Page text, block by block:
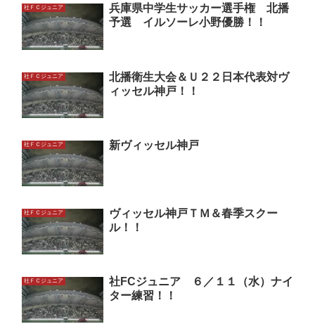
社ＦＣジュニア
兵庫県中学生サッカー選手権 北播
予選 イルソーレ小野優勝！！
社ＦＣジュニア
北播衛生大会＆Ｕ２２日本代表対ヴ
ィッセル神戸！！
社ＦＣジュニア 新ヴィッセル神戸
社ＦＣジュニア
ヴィッセル神戸ＴＭ＆春季スクー
ル！！
社ＦＣジュニア
社FCジュニア ６／１１（水）ナイ
ター練習！！